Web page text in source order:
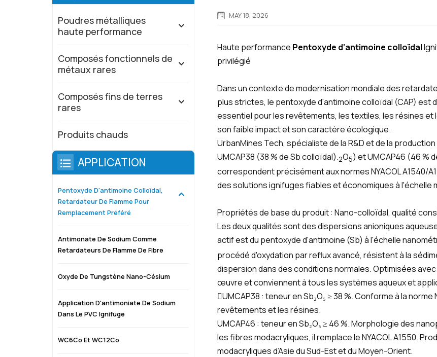
MAY 18, 2026
Haute performance Pentoxyde d'antimoine colloïdal
privilégié
Dans un contexte de modernisation mondiale des
plus strictes, le pentoxyde d'antimoine colloïdal (CAP) est
essentiel pour les revêtements, les textiles, les résines
son faible impact et son caractère écologique.
UrbanMines Tech, spécialiste de la R&D et de la
UMCAP38 (38 % de Sb colloïdal).2O5) et UMCAP46 (46 %
correspondent précisément aux normes NYACOL A1540/
des solutions ignifuges fiables et économiques à l'échelle
Propriétés de base du produit : Nano-colloïdal, qualité
Les deux qualités sont des dispersions anioniques
actif est du pentoxyde d'antimoine (Sb) à l'échelle
procédé d'oxydation par reflux avancé, résistent à la
dispersion dans des conditions normales. Optimisées
œuvre et conviennent à tous les systèmes aqueux et
UMCAP38 : teneur en Sb₂O₅ ≥ 38 %. Conforme à la
revêtements et les résines.
UMCAP46 : teneur en Sb₂O₅ ≥ 46 %. Morphologie des
les fibres modacryliques, il remplace le NYACOL A1550.
modacryliques d’Asie du Sud-Est et du Moyen-Orient.
Poudres métalliques
haute performance
Composés fonctionnels de
métaux rares
Composés fins de terres
rares
Produits chauds
APPLICATION
Pentoxyde D'antimoine Colloïdal,
Retardateur De Flamme Pour
Remplacement Préféré
Antimonate De Sodium Comme
Retardateurs De Flamme De Fibre
Oxyde De Tungstène Nano-Césium
Application D'antimoniate De Sodium
Dans Le PVC Ignifuge
WC6Co Et WC12Co